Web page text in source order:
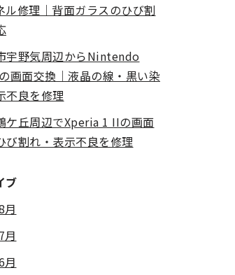
ル修理｜背面ガラスのひび割
宇野気周辺からNintendo
画面交換｜液晶の線・黒い染
不良を修理
ケ丘周辺でXperia 1 IIの画面
び割れ・表示不良を修理
ブ
月
月
月